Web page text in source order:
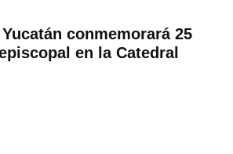
conmemorará 25
en la Catedral